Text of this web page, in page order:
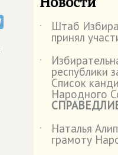
˙ Штаб
принял
˙
республики
Список
Народного
˙
Наталья
грамоту